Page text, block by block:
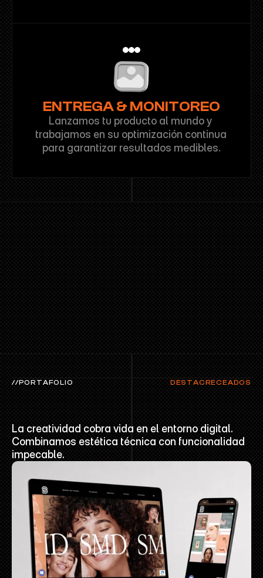
ENTREGA & MONITOREO
Lanzamos tu producto al mundo y
trabajamos en su optimización continua
para garantizar resultados medibles.
//PORTAFOLIO DESTACRECEADOS
RECIENTES
La creatividad cobra vida en el entorno digital.
Combinamos estética técnica con funcionalidad
impecable.